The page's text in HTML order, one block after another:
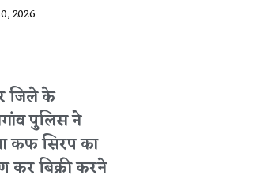
2026
जिले के
पुलिस ने
कफ सिरप का
कर बिक्री करने